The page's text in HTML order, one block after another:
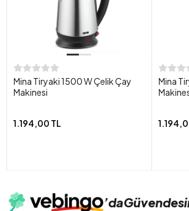
Mina Tiryaki 1500 W Çelik Çay
Makinesi
1.194,00 TL
Mina
’da